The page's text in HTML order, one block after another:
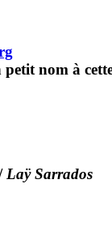
nom à
Laÿ Sarrados